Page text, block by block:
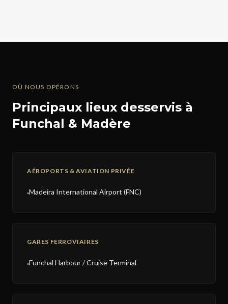
OÙ NOUS OPÉRONS
Principaux lieux desservis à
Funchal & Madère
AÉROPORTS & AVIATION PRIVÉE
●Madeira International Airport (FNC)
GARES FERROVIAIRES
●Funchal Harbour / Cruise Terminal